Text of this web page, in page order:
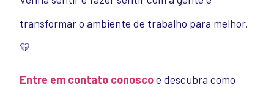
transformar o ambiente de trabalho para melhor.
💛
Entre em contato conoscoe descubra como